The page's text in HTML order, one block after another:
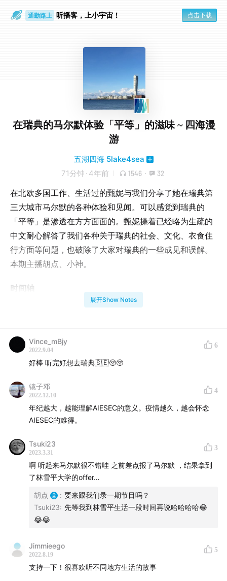
通勤路上 听播客，上小宇宙！ 点击下载
在瑞典的马尔默体验「平等」的滋味 ~ 四海漫
游
五湖四海 5lake4sea
71分钟 · 4年前 1546 · 32
在北欧多国工作、生活过的甄妮与我们分享了她在瑞典第
三大城市马尔默的各种体验和见闻。可以感觉到瑞典的
「平等」是渗透在方方面面的。甄妮操着已经略为生疏的
中文耐心解答了我们各种关于瑞典的社会、文化、衣食住
行方面等问题，也破除了大家对瑞典的一些成见和误解。
本期主播胡点、小神。
时间轴
12:10最喜欢和最不喜欢马尔默的地方
20:03传说中夜不闭户人人平等的「社会主义」瑞典是
真的吗？
25:30 瑞典是怎么看待富裕的？
34:18鲱鱼罐头好不好吃？（口胡修正：鲱鱼的「鲱」
读「飞」）瑞典人用宜家吗？
39:26 信奉 Lagom ，低调的瑞典人
43:10 在瑞典非盈利机构的工作是什么体验？
52:28在瑞典工作的福利、性别平等
01:00:04北欧中产生活：骑自行车、航海小船、夏天小
屋、种菜小屋
参考链接
把她匹配去了巴西的实习项目
维基百科 Racial segregation 词条
Sweden fire turns cans of rotten fish into exploding
展开Show Notes
Vince_mBjy
2022.9.04
6
好棒 听完好想去瑞典🇸🇪🥺🥺
镜子邓
2022.12.10
4
年纪越大，越能理解AIESEC的意义。疫情越久，越会怀念
AIESEC的难得。
Tsuki23
2023.3.31
3
啊 听起来马尔默很不错哇 之前差点报了马尔默 ，结果拿到
了林雪平大学的offer…
胡点 : 要来跟我们录一期节目吗？
Tsuki23: 先等我到林雪平生活一段时间再说哈哈哈哈😂
😂😂
Jimmieego
2022.8.19
5
支持一下！很喜欢听不同地方生活的故事